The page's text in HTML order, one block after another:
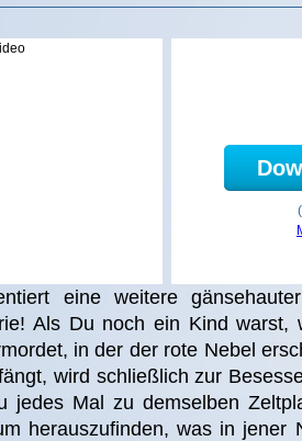
eine weitere
Als Du noch ein Kind warst,
in der der rote Nebel
wird schließlich zur
jedes Mal zu demselben
herauszufinden, was in jener